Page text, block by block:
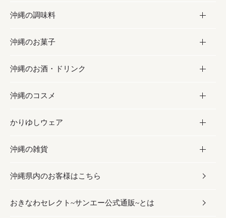
フルーツ・野菜
お肉
海産物
加工食品
缶詰／パウチ
沖縄料理
沖縄そば／乾麺
レトルト食品
乾物／粉類
沖縄の調味料
調味料
砂糖／黒砂糖
塩
お酢／ドレッシング
しょうゆ
みそ
だし／スパイス／島唐辛子
沖縄のお菓子
お菓子
黒糖
ちんすこう
伝統菓子
スナック
おつまみ
沖縄のお酒・ドリンク
お酒・ドリンク
泡盛
ビール・チューハイ
ワイン・ウィスキー・カクテル
ドリンク
沖縄のコスメ
コスメ
スキンケア
ボディケア
ヘアケア
かりゆしウェア
かりゆしウェア
メンズ
レディース
沖縄の雑貨
雑貨
沖縄ファッション
沖縄県内のお客様はこちら
おきなわセレクト~サンエー公式通販~とは